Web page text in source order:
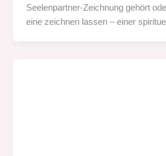
Seelenpartner-Zeichnung gehört
eine zeichnen lassen – einer